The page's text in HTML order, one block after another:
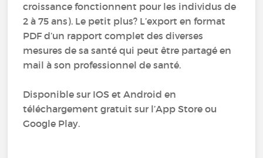
croissance fonctionnent pour les individus de
2 à 75 ans). Le petit plus? L’export en format
PDF d’un rapport complet des diverses
mesures de sa santé qui peut être partagé en
mail à son professionnel de santé.
Disponible sur IOS et Android en
téléchargement gratuit sur l’App Store ou
Google Play.